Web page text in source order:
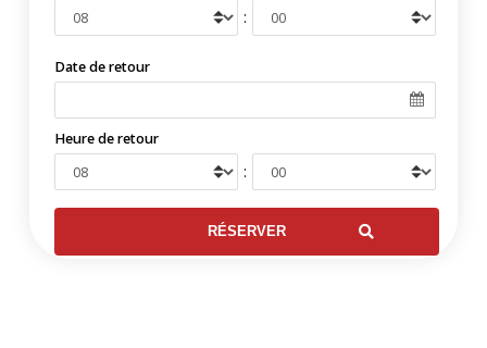
:
Date de retour
Heure de retour
: